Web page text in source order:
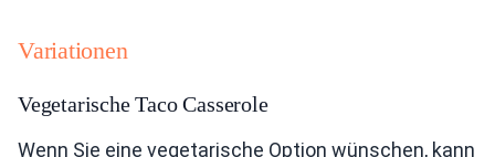
Variationen
Vegetarische Taco Casserole
Wenn Sie eine vegetarische Option wünschen, kann